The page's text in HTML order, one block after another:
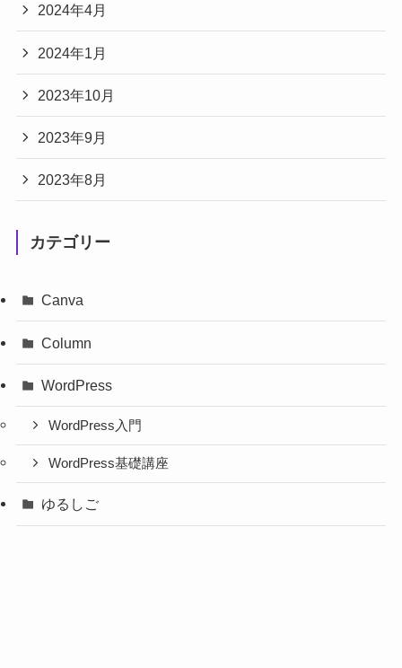
2024年4月
2024年1月
2023年10月
2023年9月
2023年8月
カテゴリー
Canva
Column
WordPress
WordPress入門
WordPress基礎講座
ゆるしご